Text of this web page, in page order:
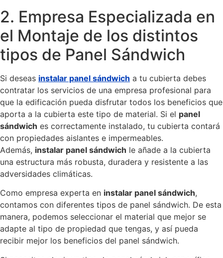
2. Empresa Especializada en
el Montaje de los distintos
tipos de Panel Sándwich
Si deseas instalar panel sándwich a tu cubierta debes
contratar los servicios de una empresa profesional para
que la edificación pueda disfrutar todos los beneficios que
aporta a la cubierta este tipo de material. Si el panel
sándwich es correctamente instalado, tu cubierta contará
con propiedades aislantes e impermeables.
Además, instalar panel sándwich le añade a la cubierta
una estructura más robusta, duradera y resistente a las
adversidades climáticas.
Como empresa experta en instalar panel sándwich,
contamos con diferentes tipos de panel sándwich. De esta
manera, podemos seleccionar el material que mejor se
adapte al tipo de propiedad que tengas, y así pueda
recibir mejor los beneficios del panel sándwich.